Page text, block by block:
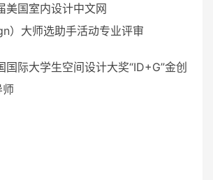
美国室内设计中文网
）大师选助手活动专业评审
国际大学生空间设计大奖“ID+G”金创
师